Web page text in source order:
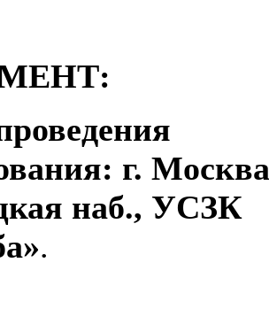
г.
наб., УСЗК
.